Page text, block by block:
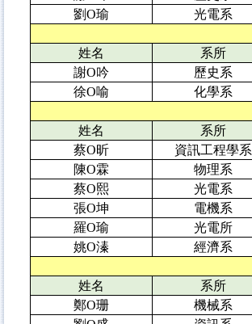
劉O瑜
光電系
姓名
系所
謝O吟
歷史系
徐O喻
化學系
姓名
系所
蔡O昕
資訊工程學系
陳O霖
物理系
蔡O熙
光電系
張O坤
電機系
羅O瑜
光電所
姚O溱
經濟系
姓名
系所
鄭O珊
機械系